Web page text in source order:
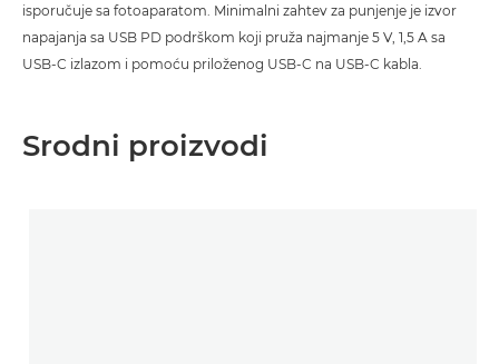
isporučuje sa fotoaparatom. Minimalni zahtev za punjenje je izvor
napajanja sa USB PD podrškom koji pruža najmanje 5 V, 1,5 A sa
USB-C izlazom i pomoću priloženog USB-C na USB-C kabla.
Srodni proizvodi